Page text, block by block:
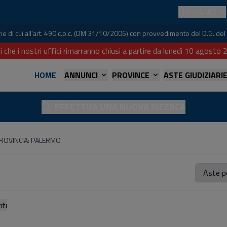
di cui all'art. 490 c.p.c. (DM 31/10/2006) con provvedimento del D.G.
i nostri uffici rimarranno chiusi a partire da lunedì 10
HOME
ANNUNCI PROVINCE ASTE GIUDIZIARIE
PALERMO